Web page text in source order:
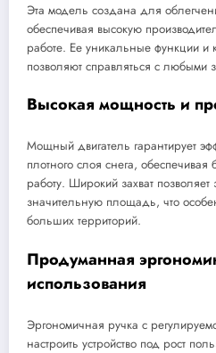
Эта модель создана для
обеспечивая высокую
работе. Ее уникальные функции и
позволяют справляться с любыми
Высокая мощность и
Мощный двигатель гарантирует
плотного слоя снега,
работу. Широкий захват
значительную площадь, что
больших территорий.
Продуманная
использования
Эргономичная ручка с
настроить устройство под рост